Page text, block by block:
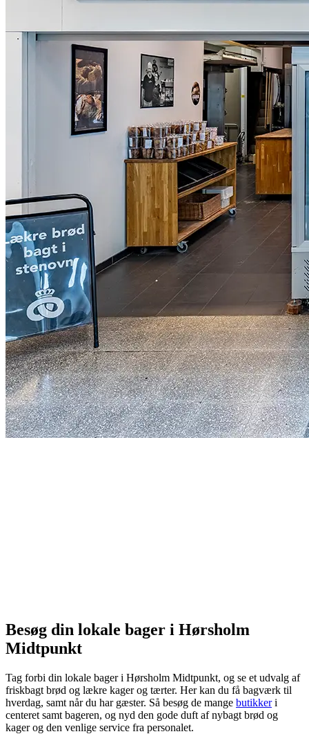
Besøg din lokale bager i Hørsholm
Midtpunkt
Tag forbi din lokale bager i Hørsholm Midtpunkt, og se et udvalg af
friskbagt brød og lækre kager og tærter. Her kan du få bagværk til
hverdag, samt når du har gæster. Så besøg de mange butikkeri
centeret samt bageren, og nyd den gode duft af nybagt brød og
kager og den venlige service fra personalet.